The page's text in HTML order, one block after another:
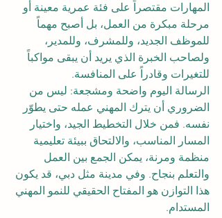
المهارات مقتصراً على فئة عمرية معينة أو
مرحلة مبكرة من العمل، بل أصبح مهماً
للموظف الجديد، وللمشرف، وللمدير،
ولصاحب الخبرة الذي يريد أن يبقى مواكباً
للتغيرات وقادراً على المنافسة.
الرسالة اليوم واضحة ومشجعة: ليس من
الضروري أن يترك المهني عمله حتى يطوّر
نفسه. فمن خلال التخطيط الجيد، واختيار
المسار المناسب، والالتحاق ببيئة تعليمية
منظمة ومرنة، يمكن الجمع بين العمل
والتعلم بنجاح. وفي مدينة مثل دبي، قد يكون
هذا التوازن هو المفتاح الحقيقي للنمو المهني
المستدام.